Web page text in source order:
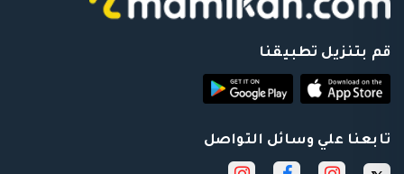
قم بتنزيل تطبيقنا
تابعنا علي وسائل التواصل